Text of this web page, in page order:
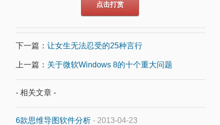
点击打赏
下一篇： 让女生无法忍受的25种言行
上一篇： 关于微软Windows 8的十个重大问题
- 相关文章 -
6款思维导图软件分析 - 2013-04-23